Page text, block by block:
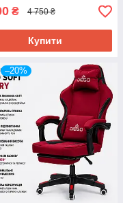
₴ 4 750 ₴
Купити
–20%